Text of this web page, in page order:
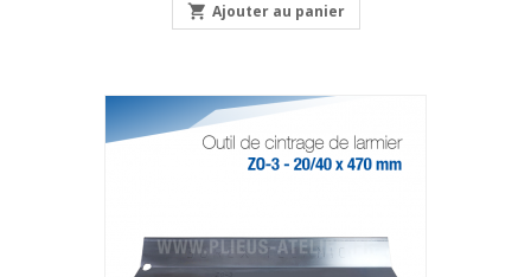
 Ajouter au panier